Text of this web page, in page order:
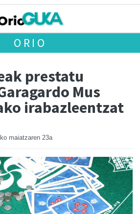
ORIO
prestatu
Mus
irabazleentzat
maiatzaren 23a